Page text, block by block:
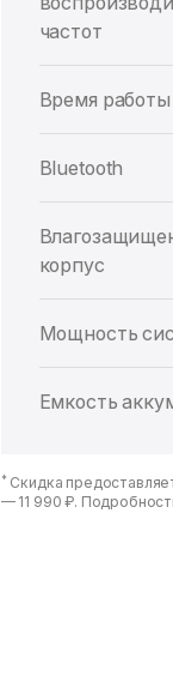
частот
Время работы
Bluetooth
корпус
Мощность
Емкость
* Скидка
— 11 990 ₽.